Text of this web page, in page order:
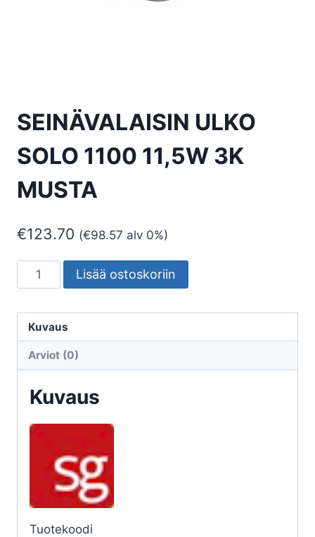
SEINÄVALAISIN ULKO
SOLO 1100 11,5W 3K
MUSTA
€123.70 (€98.57 alv 0%)
SEINÄVALAISIN
ULKO
1100
11,5W
määrä
Lisää ostoskoriin
Kuvaus
Arviot (0)
Kuvaus
Tuotekoodi